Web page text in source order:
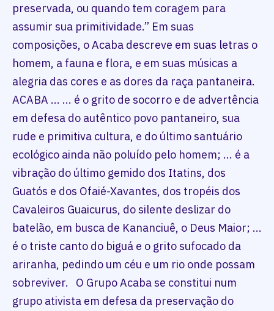
preservada, ou quando tem coragem para
assumir sua primitividade.” Em suas
composições, o Acaba descreve em suas letras o
homem, a fauna e flora, e em suas músicas a
alegria das cores e as dores da raça pantaneira.
ACABA ... ... é o grito de socorro e de advertência
em defesa do autêntico povo pantaneiro, sua
rude e primitiva cultura, e do último santuário
ecológico ainda não poluído pelo homem; ... é a
vibração do último gemido dos Itatins, dos
Guatós e dos Ofaié-Xavantes, dos tropéis dos
Cavaleiros Guaicurus, do silente deslizar do
batelão, em busca de Kananciuê, o Deus Maior; ...
é o triste canto do biguá e o grito sufocado da
ariranha, pedindo um céu e um rio onde possam
sobreviver. O Grupo Acaba se constitui num
grupo ativista em defesa da preservação do